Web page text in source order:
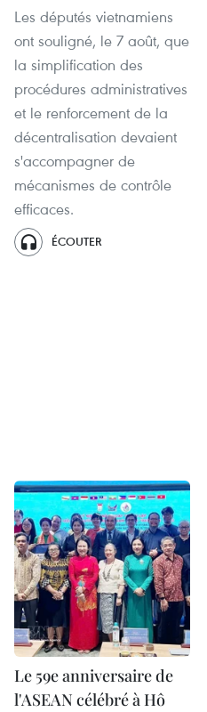
Les députés vietnamiens
ont souligné, le 7 août, que
la simplification des
procédures administratives
et le renforcement de la
décentralisation devaient
s'accompagner de
mécanismes de contrôle
efficaces.
ÉCOUTER
Le 59e anniversaire de
l'ASEAN célébré à Hô